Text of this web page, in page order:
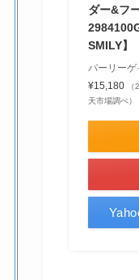
ダー&フ
SMILY】
パーリー
¥15,180
天市場調べ）